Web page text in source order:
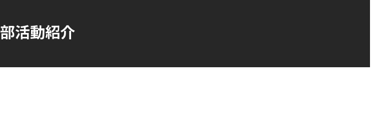
部活動紹介